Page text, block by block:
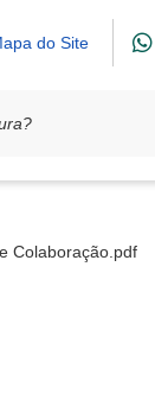
do Site
de Cunhas
Colaboração.pdf